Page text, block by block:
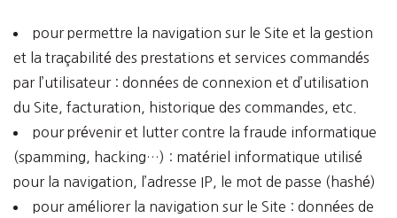
pour permettre la navigation sur le Site et la gestion
et la traçabilité des prestations et services commandés
par l’utilisateur : données de connexion et d’utilisation
du Site, facturation, historique des commandes, etc.
pour prévenir et lutter contre la fraude informatique
(spamming, hacking…) : matériel informatique utilisé
pour la navigation, l’adresse IP, le mot de passe (hashé)
pour améliorer la navigation sur le Site : données de